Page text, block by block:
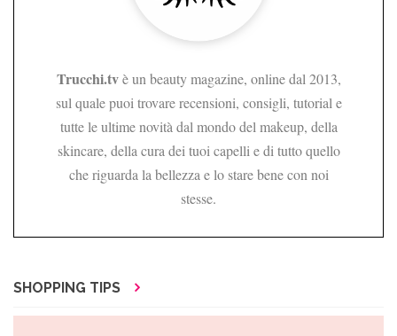
Trucchi.tvè un beauty magazine, online dal 2013,
sul quale puoi trovare recensioni, consigli, tutorial e
tutte le ultime novità dal mondo del makeup, della
skincare, della cura dei tuoi capelli e di tutto quello
che riguarda la bellezza e lo stare bene con noi
stesse.
SHOPPING TIPS